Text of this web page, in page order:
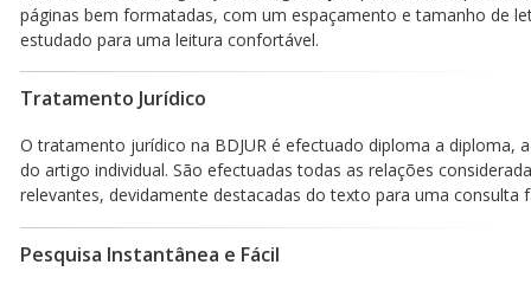
páginas bem formatadas, com um espaçamento e tamanho de
estudado para uma leitura confortável.
Tratamento Jurídico
O tratamento jurídico na BDJUR é efectuado diploma a diploma,
do artigo individual. São efectuadas todas as relações
relevantes, devidamente destacadas do texto para uma consulta
Pesquisa Instantânea e Fácil